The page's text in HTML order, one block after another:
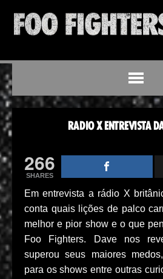
RADIO X ENTREVISTA
266
SHARES
Em entrevista a rádio X
conta quais lições de palco
melhor e pior show e o que
Foo Fighters. Dave nos
superou seus maiores
para os shows entre outras